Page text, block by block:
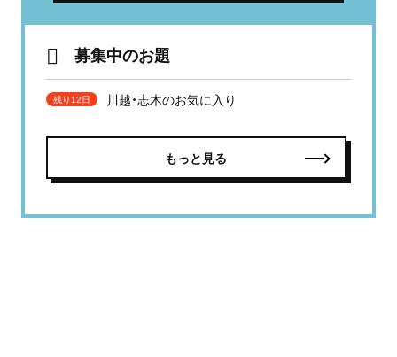
募集中のお題
残り12日 川越・志木のお気に入り
もっと見る